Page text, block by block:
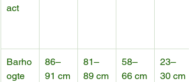
act
Barho
ogte
86–
91 cm
81–
89 cm
58–
66 cm
23–
30 cm